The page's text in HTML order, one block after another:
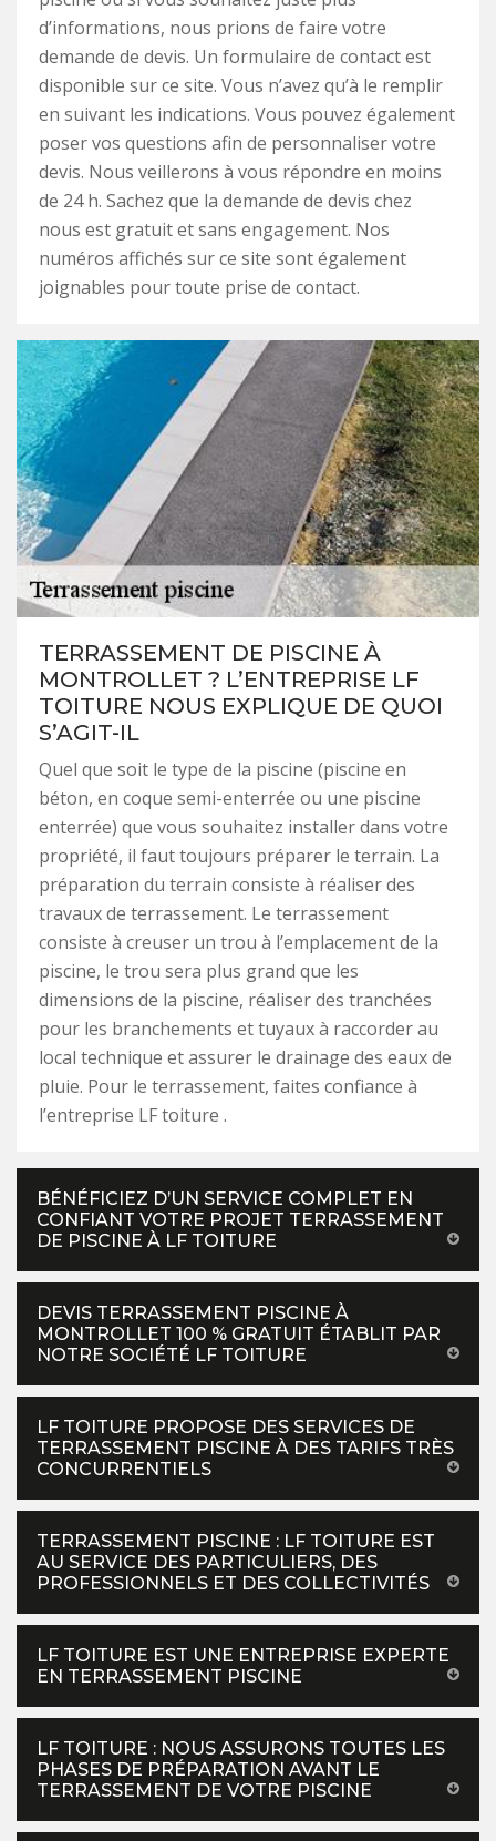
d’informations, nous prions de faire votre
demande de devis. Un formulaire de contact est
disponible sur ce site. Vous n’avez qu’à le remplir
en suivant les indications. Vous pouvez également
poser vos questions afin de personnaliser votre
devis. Nous veillerons à vous répondre en moins
de 24 h. Sachez que la demande de devis chez
nous est gratuit et sans engagement. Nos
numéros affichés sur ce site sont également
joignables pour toute prise de contact.
TERRASSEMENT DE PISCINE À
MONTROLLET ? L’ENTREPRISE LF
TOITURE NOUS EXPLIQUE DE QUOI
S’AGIT-IL
Quel que soit le type de la piscine (piscine en
béton, en coque semi-enterrée ou une piscine
enterrée) que vous souhaitez installer dans votre
propriété, il faut toujours préparer le terrain. La
préparation du terrain consiste à réaliser des
travaux de terrassement. Le terrassement
consiste à creuser un trou à l’emplacement de la
piscine, le trou sera plus grand que les
dimensions de la piscine, réaliser des tranchées
pour les branchements et tuyaux à raccorder au
local technique et assurer le drainage des eaux de
pluie. Pour le terrassement, faites confiance à
l’entreprise LF toiture .
BÉNÉFICIEZ D’UN SERVICE COMPLET EN
CONFIANT VOTRE PROJET TERRASSEMENT
DE PISCINE À LF TOITURE
DEVIS TERRASSEMENT PISCINE À
MONTROLLET 100 % GRATUIT ÉTABLIT PAR
NOTRE SOCIÉTÉ LF TOITURE
LF TOITURE PROPOSE DES SERVICES DE
TERRASSEMENT PISCINE À DES TARIFS TRÈS
CONCURRENTIELS
TERRASSEMENT PISCINE : LF TOITURE EST
AU SERVICE DES PARTICULIERS, DES
PROFESSIONNELS ET DES COLLECTIVITÉS
LF TOITURE EST UNE ENTREPRISE EXPERTE
EN TERRASSEMENT PISCINE
LF TOITURE : NOUS ASSURONS TOUTES LES
PHASES DE PRÉPARATION AVANT LE
TERRASSEMENT DE VOTRE PISCINE